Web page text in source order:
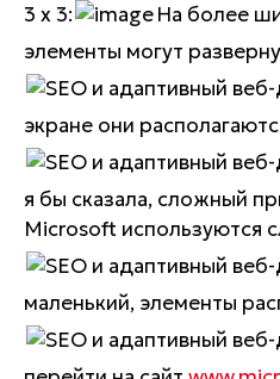
3 х 3:
На более
элементы могут
экране они
я бы сказала, сложный
Microsoft используются
маленький, элементы